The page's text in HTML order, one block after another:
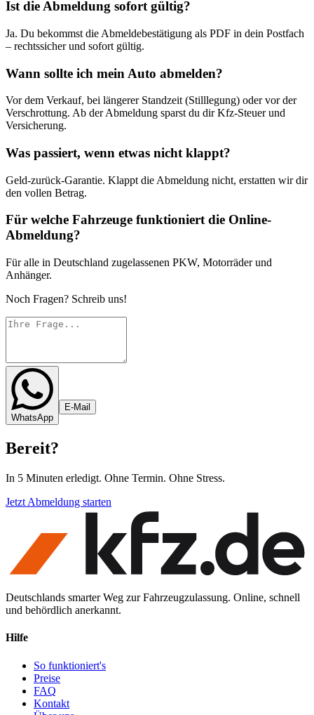
Ist die Abmeldung sofort gültig?
Ja. Du bekommst die Abmeldebestätigung als PDF in dein Postfach
– rechtssicher und sofort gültig.
Wann sollte ich mein Auto abmelden?
Vor dem Verkauf, bei längerer Standzeit (Stilllegung) oder vor der
Verschrottung. Ab der Abmeldung sparst du dir Kfz-Steuer und
Versicherung.
Was passiert, wenn etwas nicht klappt?
Geld-zurück-Garantie. Klappt die Abmeldung nicht, erstatten wir dir
den vollen Betrag.
Für welche Fahrzeuge funktioniert die Online-
Abmeldung?
Für alle in Deutschland zugelassenen PKW, Motorräder und
Anhänger.
Noch Fragen? Schreib uns!
WhatsApp
E-Mail
Bereit?
In 5 Minuten erledigt. Ohne Termin. Ohne Stress.
Jetzt Abmeldung starten
Deutschlands smarter Weg zur Fahrzeugzulassung. Online, schnell
und behördlich anerkannt.
Hilfe
So funktioniert's
Preise
FAQ
Kontakt